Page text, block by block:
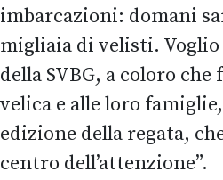
imbarcazioni: domani
migliaia di velisti. Voglio
della SVBG, a coloro
velica e alle loro
edizione della regata,
centro dell’attenzione”.